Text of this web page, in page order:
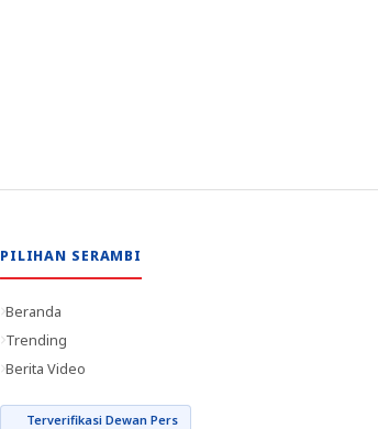
PILIHAN SERAMBI
Beranda
Trending
Berita Video
Terverifikasi Dewan Pers